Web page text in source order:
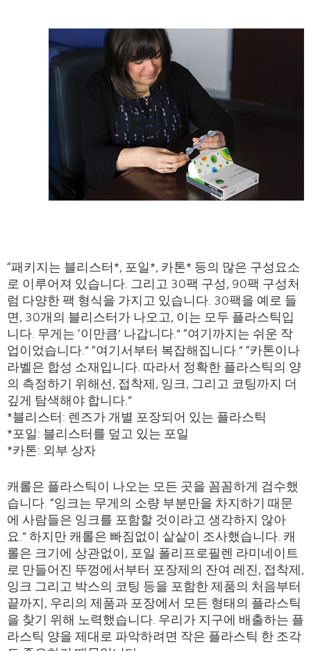
“패키지는 블리스터*, 포일*, 카톤* 등의 많은 구성요소
로 이루어져 있습니다. 그리고 30팩 구성, 90팩 구성처
럼 다양한 팩 형식을 가지고 있습니다. 30팩을 예로 들
면, 30개의 블리스터가 나오고, 이는 모두 플라스틱입
니다. 무게는 ‘이만큼’ 나갑니다.” “여기까지는 쉬운 작
업이었습니다.” “여기서부터 복잡해집니다.” “카톤이나
라벨은 합성 소재입니다. 따라서 정확한 플라스틱의 양
의 측정하기 위해선, 접착제, 잉크, 그리고 코팅까지 더
깊게 탐색해야 합니다.”
*블리스터: 렌즈가 개별 포장되어 있는 플라스틱
*포일: 블리스터를 덮고 있는 포일
*카톤: 외부 상자
캐롤은 플라스틱이 나오는 모든 곳을 꼼꼼하게 검수했
습니다. “잉크는 무게의 소량 부분만을 차지하기 때문
에 사람들은 잉크를 포함할 것이라고 생각하지 않아
요.” 하지만 캐롤은 빠짐없이 샅샅이 조사했습니다. 캐
롤은 크기에 상관없이, 포일 폴리프로필렌 라미네이트
로 만들어진 뚜껑에서부터 포장제의 잔여 레진, 접착제,
잉크 그리고 박스의 코팅 등을 포함한 제품의 처음부터
끝까지, 우리의 제품과 포장에서 모든 형태의 플라스틱
을 찾기 위해 노력했습니다. 우리가 지구에 배출하는 플
라스틱 양을 제대로 파악하려면 작은 플라스틱 한 조각